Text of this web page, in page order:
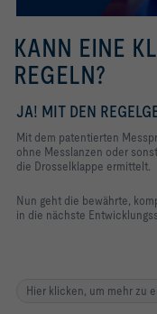
KANN EINE
REGELN?
JA! MIT DEN
Mit dem patentierten
ohne Messlanzen oder
die Drosselklappe ermittelt.
Nun geht die bewährte,
in die nächste
Hier klicken, um mehr zu